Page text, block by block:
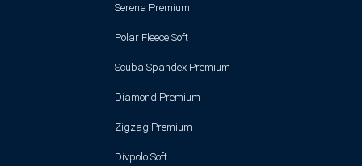
Serena Premium
Polar Fleece Soft
Scuba Spandex Premium
Diamond Premium
Zigzag Premium
Divpolo Soft